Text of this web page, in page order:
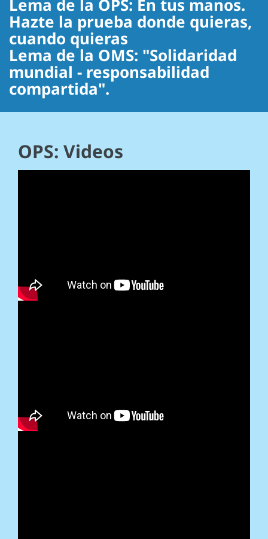
Lema de la OPS: En tus manos.
Hazte la prueba donde quieras,
cuando quieras
Lema de la OMS: "Solidaridad
mundial - responsabilidad
compartida".
OPS: Videos